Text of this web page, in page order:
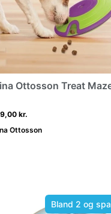
Ottosson Treat
kr.
Ottosson
Bland 2 og